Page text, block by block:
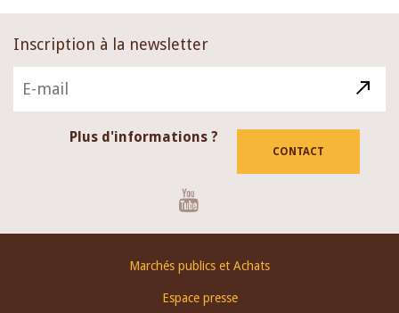
Inscription à la newsletter
Plus d'informations ?
CONTACT
Marchés publics et Achats
Espace presse